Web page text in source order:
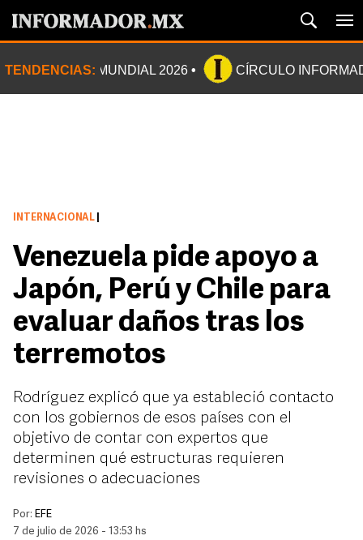
TENDENCIAS: MUNDIAL 2026 CÍRCULO
INTERNACIONAL
Venezuela pide apoyo a
Japón, Perú y Chile para
evaluar daños tras los
terremotos
Rodríguez explicó que ya estableció contacto
con los gobiernos de esos países con el
objetivo de contar con expertos que
determinen qué estructuras requieren
revisiones o adecuaciones
Por: EFE
7 de julio de 2026 - 13:53 hs